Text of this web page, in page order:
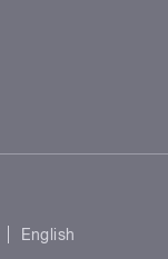
English